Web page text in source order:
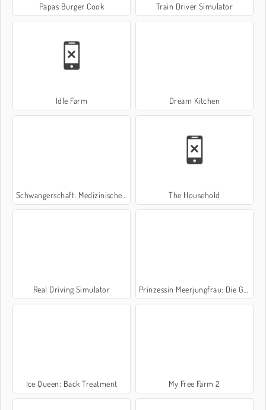
Papas Burger Cook Train Driver Simulator
Idle Farm Dream Kitchen
Schwangerschaft: Medizinischer Notfall The Household
Real Driving Simulator Prinzessin Meerjungfrau: Die Geburt
Ice Queen: Back Treatment My Free Farm 2